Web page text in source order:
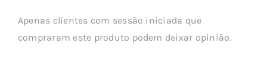
Apenas clientes com sessão iniciada que
compraram este produto podem deixar opinião.